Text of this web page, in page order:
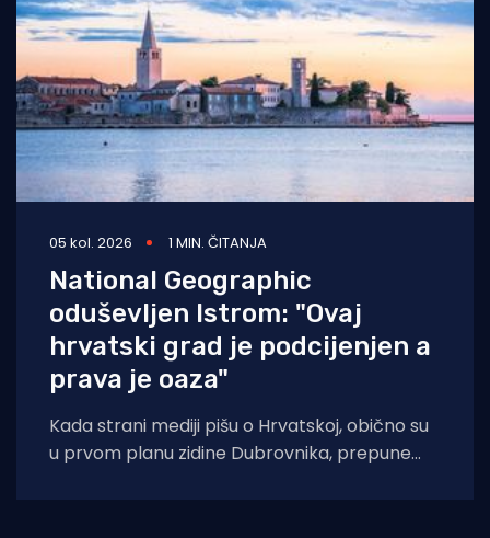
05 kol. 2026 1 MIN. ČITANJA
National Geographic
oduševljen Istrom: "Ovaj
hrvatski grad je podcijenjen a
prava je oaza"
Kada strani mediji pišu o Hrvatskoj, obično su
u prvom planu zidine Dubrovnika, prepune